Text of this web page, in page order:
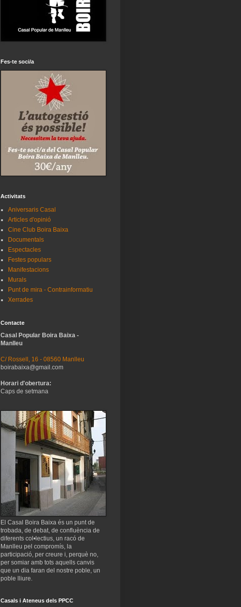
Fes-te soci/a
Activitats
Aniversaris Casal
Articles d'opinió
Cine Club Boira Baixa
Documentals
Espectacles
Festes populars
Manifestacions
Murals
Punt de mira - Contrainformatiu
Xerrades
Contacte
Casal Popular Boira Baixa -
Manlleu
C/ Rossell, 16 - 08560 Manlleu
boirabaixa@gmail.com
Horari d'obertura:
Caps de setmana
El Casal Boira Baixa és un punt de
trobada, de debat, de confluència de
diferents col•lectius, un racó de
Manlleu pel compromís, la
participació, per creure i, perquè no,
per somiar amb tots aquells canvis
que un dia faran del nostre poble, un
poble lliure.
Casals i Ateneus dels PPCC